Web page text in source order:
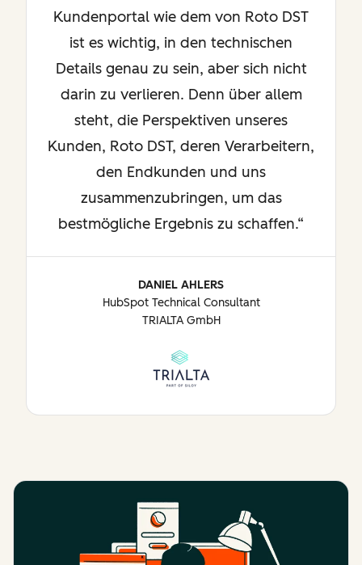
Kundenportal wie dem von Roto DST
ist es wichtig, in den technischen
Details genau zu sein, aber sich nicht
darin zu verlieren. Denn über allem
steht, die Perspektiven unseres
Kunden, Roto DST, deren Verarbeitern,
den Endkunden und uns
zusammenzubringen, um das
bestmögliche Ergebnis zu schaffen.
DANIEL AHLERS
HubSpot Technical Consultant
TRIALTA GmbH